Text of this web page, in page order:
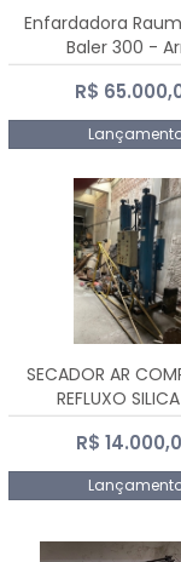
Enfardadora
Baler 300 -
R$
SECADOR AR
REFLUXO
R$